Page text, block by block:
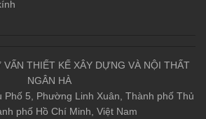
THIẾT KẾ XÂY DỰNG VÀ NỘI THẤT
NGÂN HÀ
5, Phường Linh Xuân, Thành phố Thủ
phố Hồ Chí Minh, Việt Nam